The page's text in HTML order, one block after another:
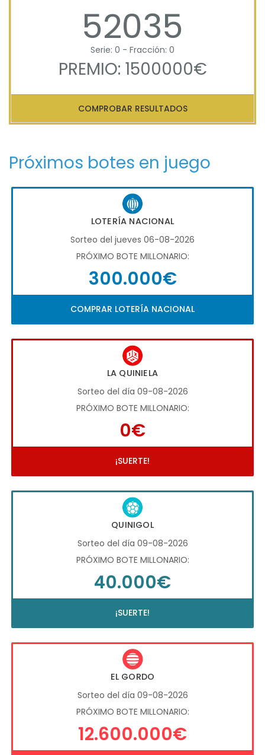
52035
Serie: 0 - Fracción: 0
PREMIO: 1500000€
COMPROBAR RESULTADOS
Próximos botes en juego
LOTERÍA NACIONAL
Sorteo del jueves 06-08-2026
PRÓXIMO BOTE MILLONARIO:
300.000€
COMPRAR LOTERÍA NACIONAL
LA QUINIELA
Sorteo del día 09-08-2026
PRÓXIMO BOTE MILLONARIO:
0€
¡SUERTE!
QUINIGOL
Sorteo del día 09-08-2026
PRÓXIMO BOTE MILLONARIO:
40.000€
¡SUERTE!
EL GORDO
Sorteo del día 09-08-2026
PRÓXIMO BOTE MILLONARIO:
12.600.000€